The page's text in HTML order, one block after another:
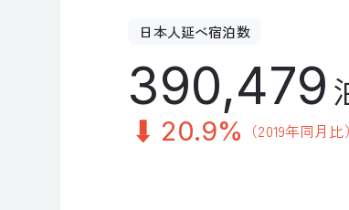
日本人延べ宿泊数
390,479
20.9% （2019年同月比）